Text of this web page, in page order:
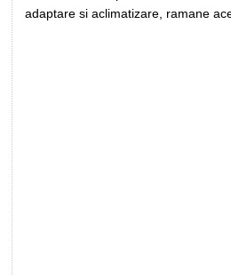
adaptare si aclimatizare, ramane